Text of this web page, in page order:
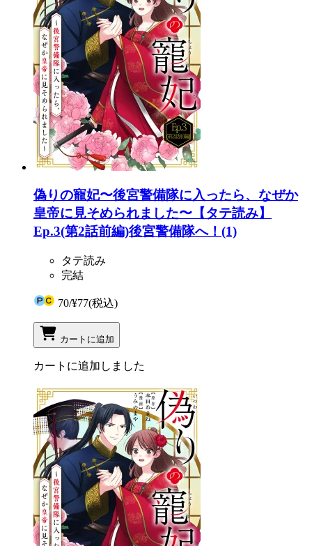
偽りの寵妃〜後宮警備隊に入ったら、なぜか
皇帝に見そめられました〜【タテ読み】
Ep.3(第2話前編)後宮警備隊へ！(1)
タテ読み
完結
70/¥77(税込)
カートに追加
カートに追加しました